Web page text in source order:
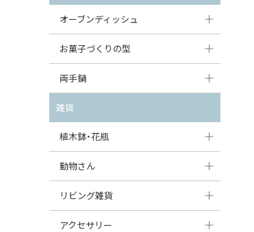
ダルマプレート
たまご型プレート
ハート型プレート
変形プレート
分割ディッシュ
すべて見る
オーバルボウル
ハートボウル
葉っぱ型ボウル
りんご型ボウル
いちご型ボウル
星型ボウル
ガーリックポット
オニオンキャニスター
ガーリックキャニスター
チーズケース
バターディッシュ
六角形ポット
ボトル
すべて見る
すべて見る
グレイヴィーボート
エッグカップ
ケーキスタンド
カトラリー
はしおき・カトラリーレスト
オーブンディッシュ
大型（24cm〜）
中型（18〜24cm）
スクエアオーブンディッシュ
オーバルオーブンディッシュ
すべて見る
お菓子づくりの型
パウンド型
マフィン型
すべて見る
両手鍋
チュリーン
キャセロール
すべて見る
雑貨
植木鉢・花瓶
植木鉢
花瓶
動物さん
フィギュア・置物
貯金箱
リビング雑貨
スツール
アクセサリー